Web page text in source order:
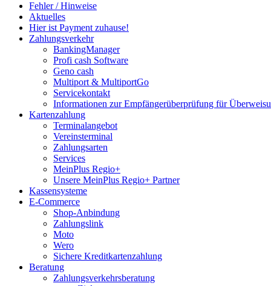
Fehler / Hinweise
Aktuelles
Hier ist Payment zuhause!
Zahlungsverkehr
BankingManager
Profi cash Software
Geno cash
Multiport & MultiportGo
Servicekontakt
Informationen zur Empfängerüberprüfung für
Kartenzahlung
Terminalangebot
Vereinsterminal
Zahlungsarten
Services
MeinPlus Regio+
Unsere MeinPlus Regio+ Partner
Kassensysteme
E-Commerce
Shop-Anbindung
Zahlungslink
Moto
Wero
Sichere Kreditkartenzahlung
Beratung
Zahlungsverkehrsberatung